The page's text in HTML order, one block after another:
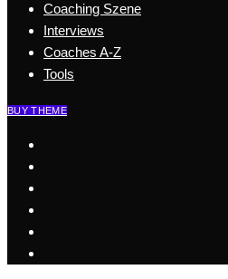
Coaching Szene
Interviews
Coaches A-Z
Tools
BUY THEME